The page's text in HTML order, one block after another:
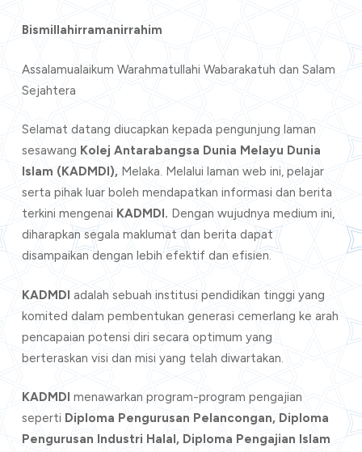
Bismillahirramanirrahim
Assalamualaikum Warahmatullahi Wabarakatuh dan Salam
Sejahtera
Selamat datang diucapkan kepada pengunjung laman
sesawang Kolej Antarabangsa Dunia Melayu Dunia
Islam (KADMDI), Melaka. Melalui laman web ini, pelajar
serta pihak luar boleh mendapatkan informasi dan berita
terkini mengenai KADMDI. Dengan wujudnya medium ini,
diharapkan segala maklumat dan berita dapat
disampaikan dengan lebih efektif dan efisien.
KADMDI adalah sebuah institusi pendidikan tinggi yang
komited dalam pembentukan generasi cemerlang ke arah
pencapaian potensi diri secara optimum yang
berteraskan visi dan misi yang telah diwartakan.
KADMDI menawarkan program-program pengajian
seperti Diploma Pengurusan Pelancongan, Diploma
Pengurusan Industri Halal, Diploma Pengajian Islam